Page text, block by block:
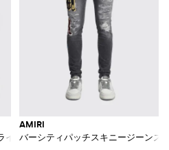
インストーンスタッズスニーカー
AMIRI
バーシティパッチスキニージーンズ